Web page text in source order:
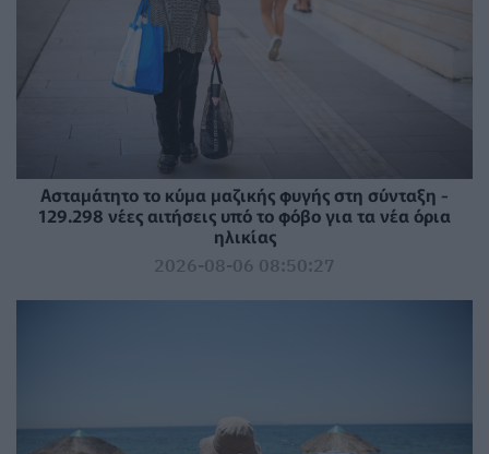
Ασταμάτητο το κύμα μαζικής φυγής στη σύνταξη -
129.298 νέες αιτήσεις υπό το φόβο για τα νέα όρια
ηλικίας
2026-08-06 08:50:27